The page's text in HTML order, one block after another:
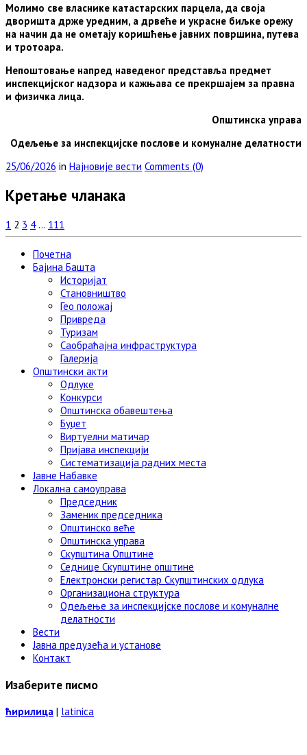
Молимо све власнике катастарских парцела, да своја
дворишта држе уредним, а дрвеће и украсне биљке орежу
на начин да не ометају коришћење јавних површина, путева
и тротоара.
Непоштовање напред наведеног представља предмет
инспекцијског надзора и кажњава се прекршајем за правна
и физичка лица.
Општинска управа
Одељење за инспекцијске послове и комуналне делатности
25/06/2026 in Најновије вести Comments (0)
Кретање чланака
1 2 3 4 … 111
Почетна
Бајина Башта
Историјат
Становништво
Гео положај
Привреда
Туризам
Саобраћајна инфраструктура
Галерија
Општински акти
Одлуке
Конкурси
Општинска обавештења
Буџет
Виртуелни матичар
Пријава инспекцији
Систематизација радних места
Јавне Набавке
Локална самоуправа
Председник
Заменик председника
Општинско веће
Општинска управа
Скупштина Општине
Седнице Скупштине општине
Електронски регистар Скупштинских одлука
Организациона структура
Одељење за инспекцијске послове и комуналне
делатности
Вести
Јавна предузећа и установе
Контакт
Изаберите писмо
ћирилица | latinica